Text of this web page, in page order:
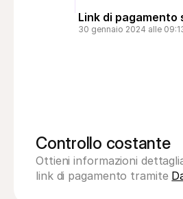
Link di pagamento
30 gennaio 2024 alle
Controllo costante
Ottieni informazioni
link di pagamento tramite